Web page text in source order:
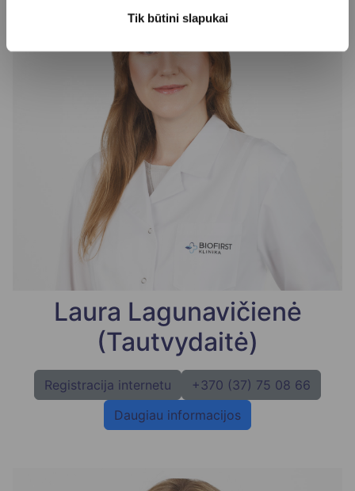
Tik būtini slapukai
Laura Lagunavičienė
(Tautvydaitė)
Registracija internetu
+370 (37) 75 08 66
Daugiau informacijos